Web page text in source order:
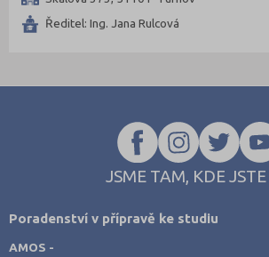
Klatovy (1)
Kutná Hora (1)
Nový Jičín (1)
Olomouc (2)
Ředitel: Ing. Jana Rulcová
JSME TAM, KDE
Poradenství v přípravě ke studiu
AMOS -